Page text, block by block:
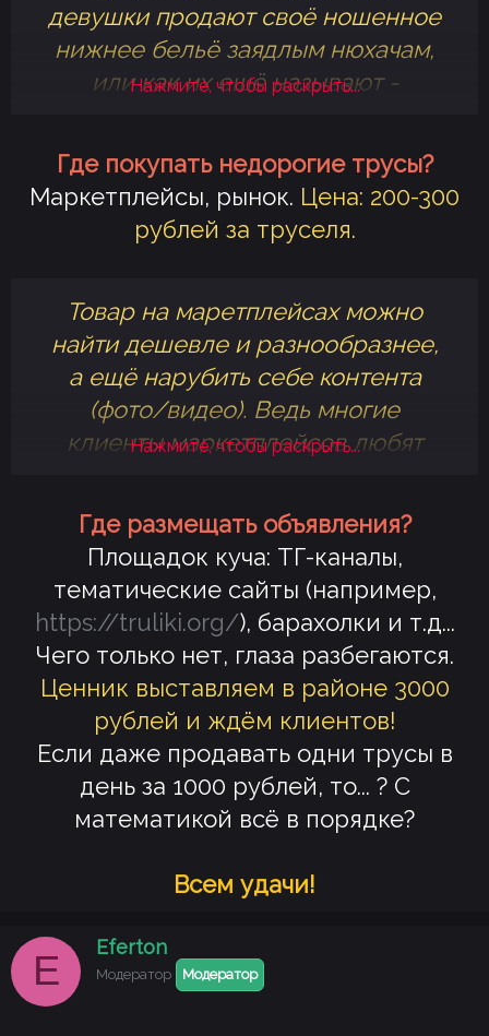
девушки продают своё ношенное
нижнее бельё заядлым нюхачам,
или как их ещё называют -
покопаться в интернете, то можно
обнаружить, что фетишистов куда
больше, чем кажется. И за такой
товар они готовы платить
позволяет сделать неслабую
накрутку и рубить кэш!
Нажмите, чтобы раскрыть...
Где покупать недорогие трусы?
Маркетплейсы, рынок. Цена: 200-300
рублей за труселя.
Товар на маретплейсах можно
найти дешевле и разнообразнее,
а ещё нарубить себе контента
(фото/видео). Ведь многие
клиенты маркетплейсов любят
Смекаете?
Нажмите, чтобы раскрыть...
Где размещать объявления?
Площадок куча: ТГ-каналы,
тематические сайты (например,
https://truliki.org/), барахолки и т.д...
Чего только нет, глаза разбегаются.
Ценник выставляем в районе 3000
рублей и ждём клиентов!
Если даже продавать одни трусы в
день за 1000 рублей, то... ? С
математикой всё в порядке?
Всем удачи!
E
Eferton
Модератор Модератор